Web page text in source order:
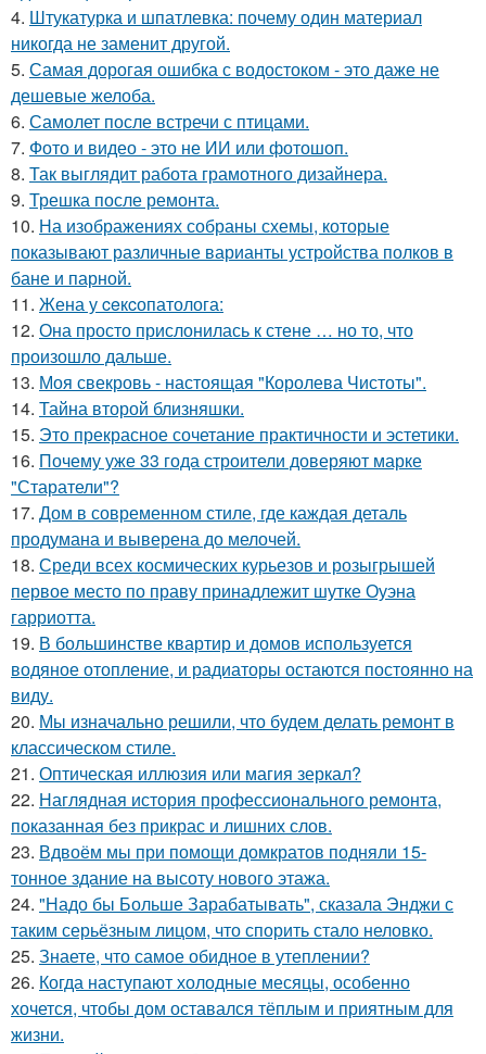
4. Штукатурка и шпатлевка: почему один материал
никогда не заменит другой.
5. Самая дорогая ошибка с водостоком - это даже не
дешевые желоба.
6. Самолет после встречи с птицами.
7. Фото и видео - это не ИИ или фотошоп.
8. Так выглядит работа грамотного дизайнера.
9. Трешка после ремонта.
10. На изображениях собраны схемы, которые
показывают различные варианты устройства полков в
бане и парной.
11. Жена у ceкcопатолога:
12. Она просто прислонилась к стене … но то, что
произошло дальше.
13. Моя свекровь - настоящая "Королева Чистоты".
14. Тайна второй близняшки.
15. Это прекрасное сочетание практичности и эстетики.
16. Почему уже 33 года строители доверяют марке
"Старатели"?
17. Дом в современном стиле, где каждая деталь
продумана и выверена до мелочей.
18. Среди всех космических курьезов и розыгрышей
первое место по праву принадлежит шутке Оуэна
гарриотта.
19. В большинстве квартир и домов используется
водяное отопление, и радиаторы остаются постоянно на
виду.
20. Мы изначально решили, что будем делать ремонт в
классическом стиле.
21. Оптическая иллюзия или магия зеркал?
22. Наглядная история профессионального ремонта,
показанная без прикрас и лишних слов.
23. Вдвоём мы при помощи домкратов подняли 15-
тонное здание на высоту нового этажа.
24. "Надо бы Больше Зарабатывать", сказала Энджи с
таким серьёзным лицом, что спорить стало неловко.
25. Знаете, что самое обидное в утеплении?
26. Когда наступают холодные месяцы, особенно
хочется, чтобы дом оставался тёплым и приятным для
жизни.